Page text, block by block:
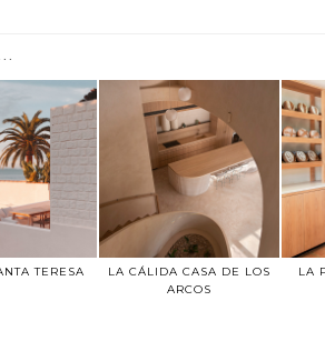
TERESA
LA CÁLIDA CASA DE LOS
ARCOS
LA